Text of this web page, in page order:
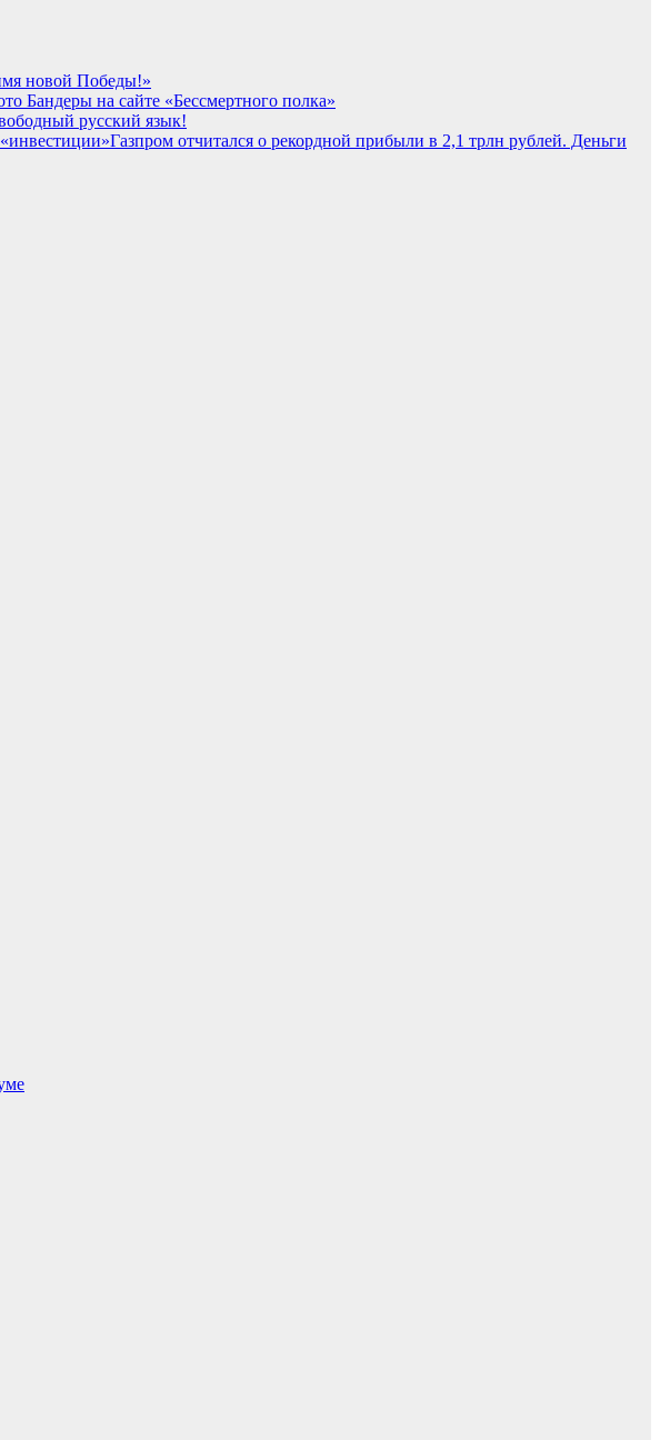
новой Победы!»
Бандеры на сайте «Бессмертного полка»
русский язык!
Газпром отчитался о рекордной прибыли в 2,1 трлн рублей. Деньги